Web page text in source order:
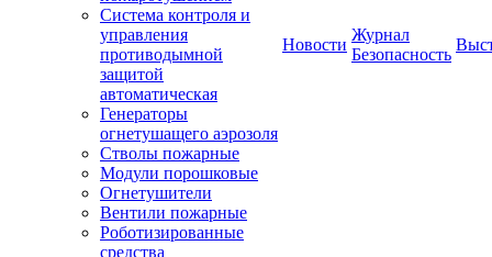
Система контроля и
управления
противодымной
защитой
автоматическая
Генераторы
огнетушащего аэрозоля
Стволы пожарные
Модули порошковые
Огнетушители
Вентили пожарные
Роботизированные
средства
Новости
Журнал
Безопасность